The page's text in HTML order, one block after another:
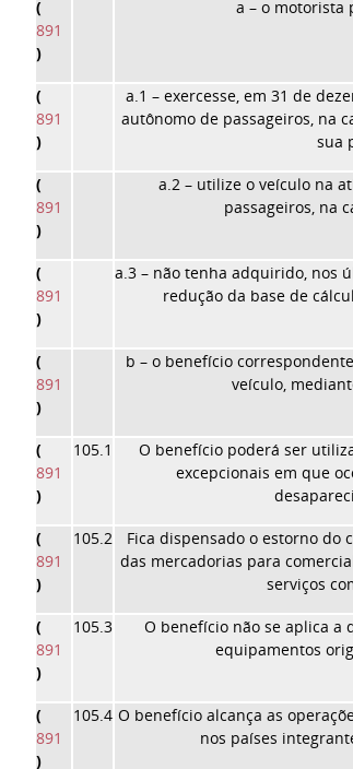
(
891
)
a – o motorista
(
891
)
a.1 – exercesse, em 31 de
autônomo de passageiros, na
sua
(
891
)
a.2 – utilize o veículo na
passageiros, na
(
891
)
a.3– não tenha adquirido, nos
redução da base de
(
891
)
b – o benefício
veículo,
(
891
)
105.1
O benefício poderá ser
excepcionais em que
(
891
)
105.2
Fica dispensado o estorno do
das mercadorias para
serviços
(
891
)
105.3
O benefício não se aplica a
equipamentos
(
891
)
105.4 O benefício alcança as
nos países